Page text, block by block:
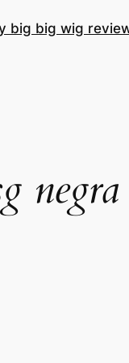
big big wig